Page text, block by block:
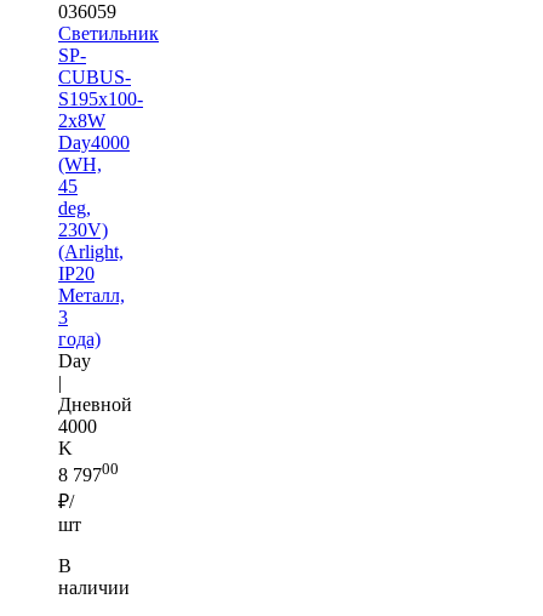
036059
Светильник
SP-
CUBUS-
S195x100-
2x8W
Day4000
(WH,
45
deg,
230V)
(Arlight,
IP20
Металл,
3
года)
Day
|
Дневной
4000
K
8 79700
₽/
шт
В
наличии